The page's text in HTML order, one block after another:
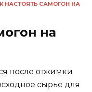
НАСТОЯТЬ САМОГОН НА
на
после отжимки
сырье для